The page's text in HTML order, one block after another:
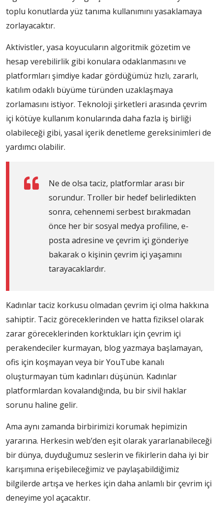
toplu konutlarda yüz tanıma kullanımını yasaklamaya
zorlayacaktır.
Aktivistler, yasa koyucuların algoritmik gözetim ve
hesap verebilirlik gibi konulara odaklanmasını ve
platformları şimdiye kadar gördüğümüz hızlı, zararlı,
katılım odaklı büyüme türünden uzaklaşmaya
zorlamasını istiyor. Teknoloji şirketleri arasında çevrim
içi kötüye kullanım konularında daha fazla iş birliği
olabileceği gibi, yasal içerik denetleme gereksinimleri de
yardımcı olabilir.
Ne de olsa taciz, platformlar arası bir
sorundur. Troller bir hedef belirledikten
sonra, cehennemi serbest bırakmadan
önce her bir sosyal medya profiline, e-
posta adresine ve çevrim içi gönderiye
bakarak o kişinin çevrim içi yaşamını
tarayacaklardır.
Kadınlar taciz korkusu olmadan çevrim içi olma hakkına
sahiptir. Taciz göreceklerinden ve hatta fiziksel olarak
zarar göreceklerinden korktukları için çevrim içi
perakendeciler kurmayan, blog yazmaya başlamayan,
ofis için koşmayan veya bir YouTube kanalı
oluşturmayan tüm kadınları düşünün. Kadınlar
platformlardan kovalandığında, bu bir sivil haklar
sorunu haline gelir.
Ama aynı zamanda birbirimizi korumak hepimizin
yararına. Herkesin web’den eşit olarak yararlanabileceği
bir dünya, duyduğumuz seslerin ve fikirlerin daha iyi bir
karışımına erişebileceğimiz ve paylaşabildiğimiz
bilgilerde artışa ve herkes için daha anlamlı bir çevrim içi
deneyime yol açacaktır.